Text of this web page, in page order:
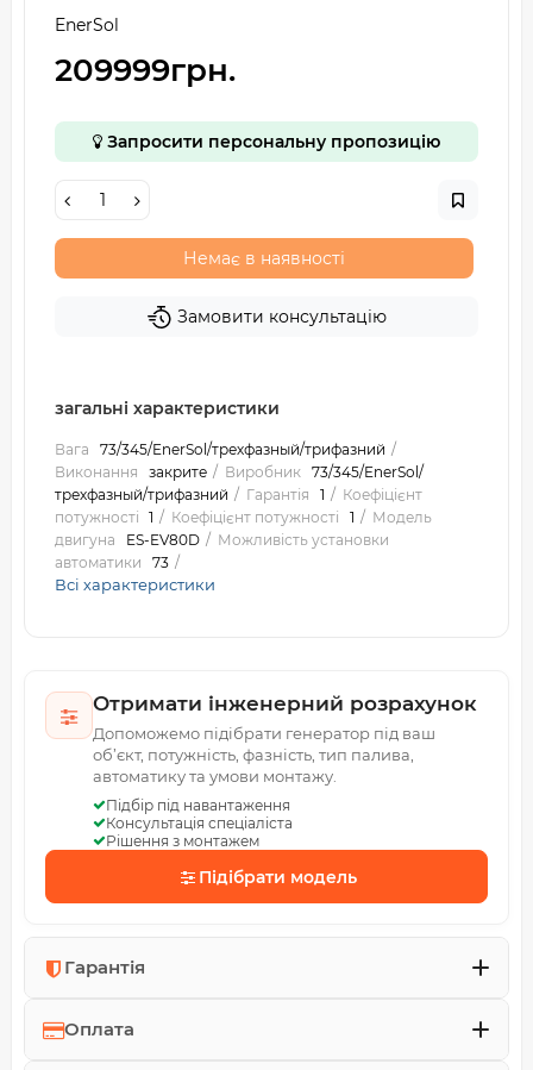
EnerSol
209999грн.
Запросити персональну пропозицію
Немає в наявності
Замовити консультацію
загальні характеристики
Вага
73/345/EnerSol/трехфазный/трифазний
Виконання
закрите Виробник 73/345/EnerSol/
трехфазный/трифазний
Гарантія 1
Коефіцієнт
потужності 1 Коефіцієнт потужності 1
Модель
двигуна
ES-EV80D
Можливість установки
автоматики
73
Всі характеристики
Отримати інженерний розрахунок
Допоможемо підібрати генератор під ваш
об’єкт, потужність, фазність, тип палива,
автоматику та умови монтажу.
Підбір під навантаження
Консультація спеціаліста
Рішення з монтажем
Підібрати модель
Гарантія
Оплата